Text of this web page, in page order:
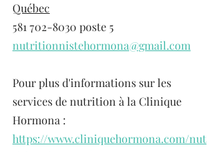
Québec
581 702-8030 poste 5
nutritionnistehormona@gmail.com
Pour plus d'informations sur les
services de nutrition à la Clinique
Hormona :
https://www.cliniquehormona.com/nut